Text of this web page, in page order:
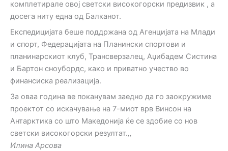
комплетирале овој светски високогорски предизвик , а
досега ниту една од Балканот.
Експедицијата беше поддржана од Агенцијата на Млади
и спорт, Федерацијата на Планински спортови и
планинарскиот клуб, Трансверзалец, Аџибадем Систина
и Бартон сноубордс, како и приватно учество во
финансиска реализација.
За оваа година ве поканувам заедно да го заокружиме
проектот со искачување на 7-миот врв Винсон на
Антарктика со што Македонија ќе се здобие со нов
светски високогорски резултат.,,
Илина Арсова